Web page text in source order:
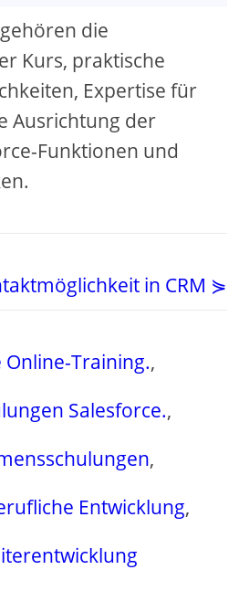
die
Kurs, praktische
Expertise für
Ausrichtung der
Funktionen und
in CRM ⋟
Online-Training.,
Salesforce.,
,
Entwicklung,